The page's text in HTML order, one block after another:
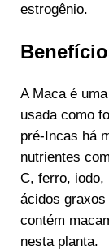
estrogênio.
A Maca é
usada como
pré-Incas há
nutrientes
C, ferro, iodo,
ácidos
contém
nesta planta.